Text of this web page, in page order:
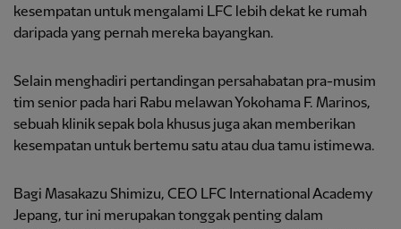
kesempatan untuk mengalami LFC lebih dekat ke rumah
daripada yang pernah mereka bayangkan.
Selain menghadiri pertandingan persahabatan pra-musim
tim senior pada hari Rabu melawan Yokohama F. Marinos,
sebuah klinik sepak bola khusus juga akan memberikan
kesempatan untuk bertemu satu atau dua tamu istimewa.
Bagi Masakazu Shimizu, CEO LFC International Academy
Jepang, tur ini merupakan tonggak penting dalam